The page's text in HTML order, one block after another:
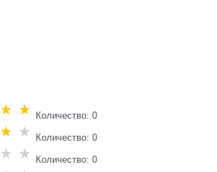
Количество: 0
Количество: 0
Количество: 0